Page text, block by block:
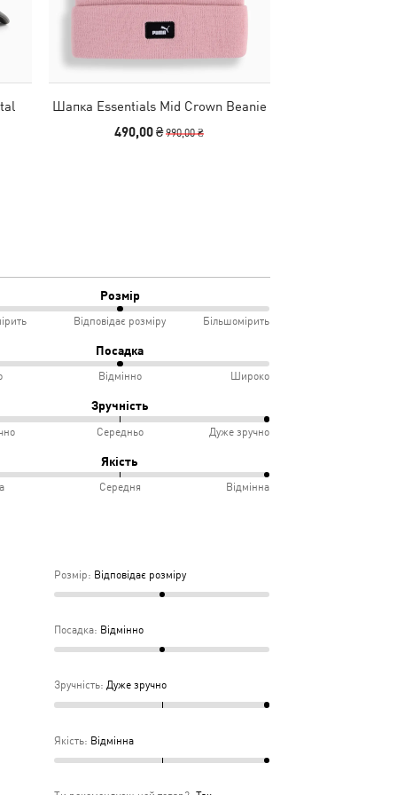
Шапка Essentials Mid Crown Beanie
490,00 ₴990,00 ₴
Розмір
Відповідає розміру Більшомірить
Посадка
Відмінно Широко
Зручність
Середньо Дуже зручно
Якість
Середня Відмінна
Розмір: Відповідає розміру
Посадка: Відмінно
Зручність: Дуже зручно
Якість: Відмінна